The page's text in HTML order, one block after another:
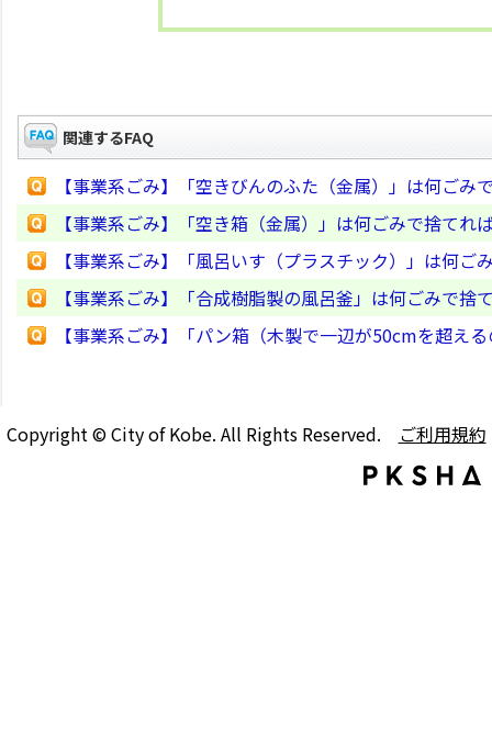
関連するFAQ
【事業系ごみ】「空きびんのふた（金属）」は何ごみ
【事業系ごみ】「空き箱（金属）」は何ごみで捨てれ
【事業系ごみ】「風呂いす（プラスチック）」は何ご
【事業系ごみ】「合成樹脂製の風呂釜」は何ごみで捨
【事業系ごみ】「パン箱（木製で一辺が50cmを超え
Copyright © City of Kobe. All Rights Reserved. ご利用規約